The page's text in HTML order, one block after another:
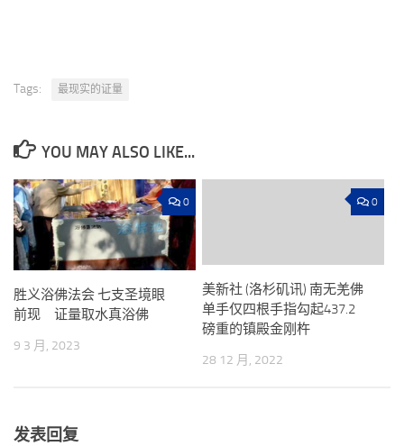
Tags: 最现实的证量
YOU MAY ALSO LIKE...
0
胜义浴佛法会 七支圣境眼
前现 证量取水真浴佛
9 3 月, 2023
0
美新社 (洛杉矶讯) 南无羌佛
单手仅四根手指勾起437.2
磅重的镇殿金刚杵
28 12 月, 2022
发表回复